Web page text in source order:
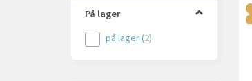
På lager
på lager(2)